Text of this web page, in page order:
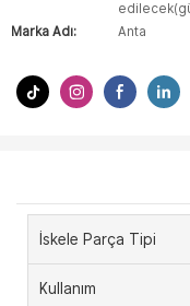
Marka Adı:
Anta
İskele Parça Tipi
Kullanım